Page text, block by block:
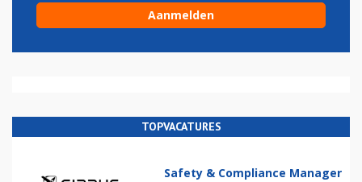
TOPVACATURES
Safety & Compliance Manager